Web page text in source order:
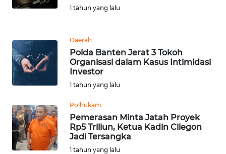
1 tahun yang lalu
Daerah
Polda Banten Jerat 3 Tokoh
Organisasi dalam Kasus Intimidasi
Investor
1 tahun yang lalu
Polhukam
Pemerasan Minta Jatah Proyek
Rp5 Triliun, Ketua Kadin Cilegon
Jadi Tersangka
1 tahun yang lalu
WN
BEKASI
BOGOR
WN
DEPOK